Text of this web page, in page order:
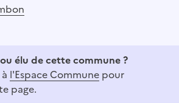
élu de cette commune ?
l'Espace Commune pour
page.